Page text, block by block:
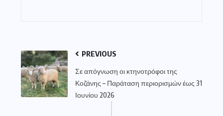
PREVIOUS
Σε απόγνωση οι κτηνοτρόφοι της
Κοζάνης – Παράταση περιορισμών έως 31
Ιουνίου 2026